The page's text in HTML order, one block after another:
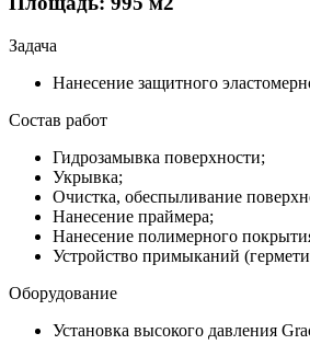
Задача
Нанесение защитного
Состав работ
Гидрозамывка поверхности;
Укрывка;
Очистка, обеспыливание
Нанесение праймера;
Нанесение полимерного
Устройство примыканий
Оборудование
Установка высокого давления